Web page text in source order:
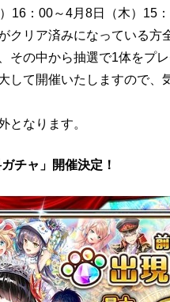
16：00～4月8日（木）15
クリア済みになっている方
その中から抽選で1体をプ
して開催いたしますので、
となります。
チャ」開催決定！